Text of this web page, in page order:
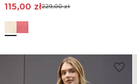
115,00 zł229,00zł